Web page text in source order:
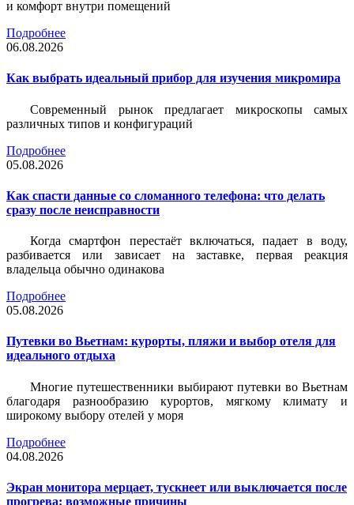
и комфорт внутри помещений
Подробнее
06.08.2026
Как выбрать идеальный прибор для изучения микромира
Современный рынок предлагает микроскопы самых
различных типов и конфигураций
Подробнее
05.08.2026
Как спасти данные со сломанного телефона: что делать
сразу после неисправности
Когда смартфон перестаёт включаться, падает в воду,
разбивается или зависает на заставке, первая реакция
владельца обычно одинакова
Подробнее
05.08.2026
Путевки во Вьетнам: курорты, пляжи и выбор отеля для
идеального отдыха
Многие путешественники выбирают путевки во Вьетнам
благодаря разнообразию курортов, мягкому климату и
широкому выбору отелей у моря
Подробнее
04.08.2026
Экран монитора мерцает, тускнеет или выключается после
прогрева: возможные причины